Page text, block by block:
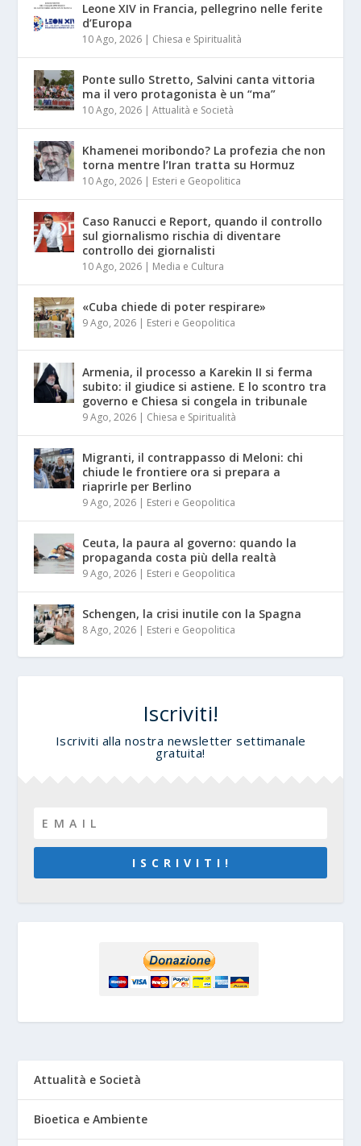
Leone XIV in Francia, pellegrino nelle ferite
d’Europa
10 Ago, 2026 | Chiesa e Spiritualità
Ponte sullo Stretto, Salvini canta vittoria
ma il vero protagonista è un “ma”
10 Ago, 2026 |Attualità e Società
Khamenei moribondo? La profezia che non
torna mentre l’Iran tratta su Hormuz
10 Ago, 2026 | Esteri e Geopolitica
Caso Ranucci e Report, quando il controllo
sul giornalismo rischia di diventare
controllo dei giornalisti
10 Ago, 2026 | Media e Cultura
«Cuba chiede di poter respirare»
9 Ago, 2026 | Esteri e Geopolitica
Armenia, il processo a Karekin II si ferma
subito: il giudice si astiene. E lo scontro tra
governo e Chiesa si congela in tribunale
9 Ago, 2026 | Chiesa e Spiritualità
Migranti, il contrappasso di Meloni: chi
chiude le frontiere ora si prepara a
riaprirle per Berlino
9 Ago, 2026 | Esteri e Geopolitica
Ceuta, la paura al governo: quando la
propaganda costa più della realtà
9 Ago, 2026 | Esteri e Geopolitica
Schengen, la crisi inutile con la Spagna
8 Ago, 2026 | Esteri e Geopolitica
Iscriviti!
Iscriviti alla nostra newsletter settimanale
gratuita!
I S C R I V I T I !
Attualità e Società
Bioetica e Ambiente